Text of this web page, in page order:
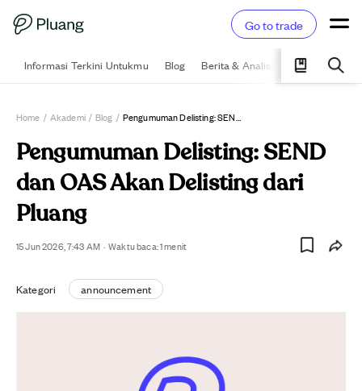
Go to trade
Informasi Terkini Untukmu Blog Berita & Analisis Pelajari
Home / Akademi / Blog / Pengumuman Delisting: SEND Dan OAS Akan Delisting Dari Pluang
Pengumuman Delisting: SEND
dan OAS Akan Delisting dari
Pluang
15 Jun 2026, 7:43 AM · Waktu baca:1menit
Kategori announcement